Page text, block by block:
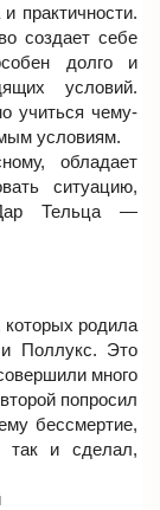
практичности.
создает себе
долго и
условий.
учиться чему-
условиям.
обладает
ситуацию,
Тельца —
которых родила
Поллукс. Это
много
попросил
бессмертие,
так и сделал,